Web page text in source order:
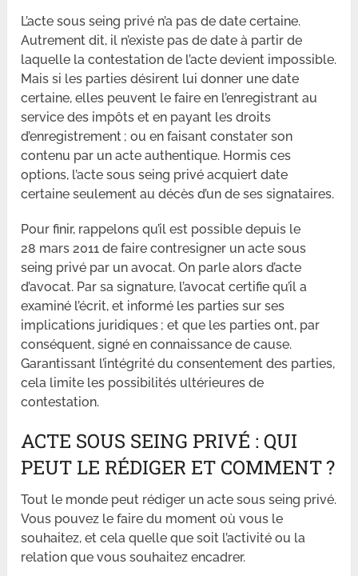
L’acte sous seing privé n’a pas de date certaine.
Autrement dit, il n’existe pas de date à partir de
laquelle la contestation de l’acte devient impossible.
Mais si les parties désirent lui donner une date
certaine, elles peuvent le faire en l’enregistrant au
service des impôts et en payant les droits
d’enregistrement ; ou en faisant constater son
contenu par un acte authentique. Hormis ces
options, l’acte sous seing privé acquiert date
certaine seulement au décès d’un de ses signataires.
Pour finir, rappelons qu’il est possible depuis le
28 mars 2011 de faire contresigner un acte sous
seing privé par un avocat. On parle alors d’acte
d’avocat. Par sa signature, l’avocat certifie qu’il a
examiné l’écrit, et informé les parties sur ses
implications juridiques ; et que les parties ont, par
conséquent, signé en connaissance de cause.
Garantissant l’intégrité du consentement des parties,
cela limite les possibilités ultérieures de
contestation.
ACTE SOUS SEING PRIVÉ : QUI
PEUT LE RÉDIGER ET COMMENT ?
Tout le monde peut rédiger un acte sous seing privé.
Vous pouvez le faire du moment où vous le
souhaitez, et cela quelle que soit l’activité ou la
relation que vous souhaitez encadrer.